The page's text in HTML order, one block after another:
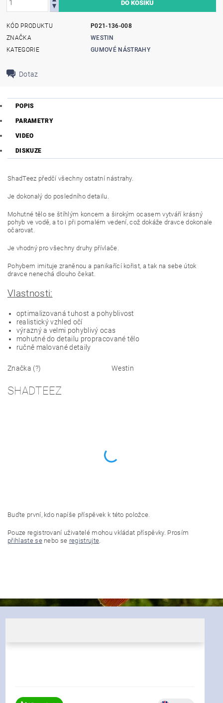
KÓD PRODUKTU
P021-136-008
ZNAČKA
WESTIN
KATEGORIE
GUMOVÉ NÁSTRAHY
Dotaz
POPIS
PARAMETRY
VIDEO
DISKUZE
ShadTeez předčí všechny ostatní nástrahy.
Je dokonalý do posledního detailu.
Mohutné tělo se štíhlým koncem a širokým ocasem vytváří krásný
pohyb ve vodě, a to i při pomalém vedení, což dokáže dravce dokonale
očarovat.
Je vhodný pro všechny druhy přívlače.
Pohybem imituje zraněnou a panikařící kořist, a tak na sebe útok
dravce nenechá dlouho čekat.
Vlastnosti:
optimalizovaná tuhost a pohyblivost
realistický vzhled očí
výrazný a velmi pohyblivý ocas
mohutné do detailu propracované tělo
ručně malované detaily
Značka (?) Westin
SHADTEEZ
Buďte první, kdo napíše příspěvek k této položce.
Pouze registrovaní uživatelé mohou vkládat příspěvky. Prosím
přihlaste senebo se registrujte.